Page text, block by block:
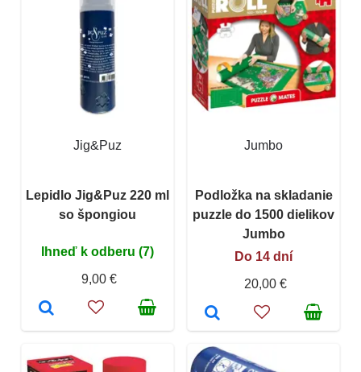
Jig&Puz
Lepidlo Jig&Puz 220 ml
so špongiou
Ihneď k odberu (7)
9,00 €
Jumbo
Podložka na skladanie
puzzle do 1500 dielikov
Jumbo
Do 14 dní
20,00 €